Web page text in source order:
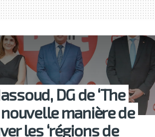
DG de ‘The
nouvelle manière de
les ‘régions de